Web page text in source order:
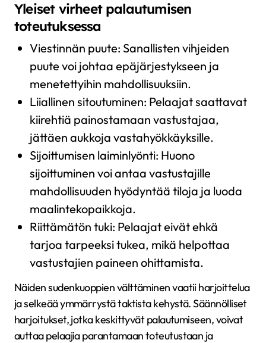
Yleiset virheet palautumisen
toteutuksessa
Viestinnän puute: Sanallisten vihjeiden
puute voi johtaa epäjärjestykseen ja
menetettyihin mahdollisuuksiin.
Liiallinen sitoutuminen: Pelaajat saattavat
kiirehtiä painostamaan vastustajaa,
jättäen aukkoja vastahyökkäyksille.
Sijoittumisen laiminlyönti: Huono
sijoittuminen voi antaa vastustajille
mahdollisuuden hyödyntää tiloja ja luoda
maalintekopaikkoja.
Riittämätön tuki: Pelaajat eivät ehkä
tarjoa tarpeeksi tukea, mikä helpottaa
vastustajien paineen ohittamista.
Näiden sudenkuoppien välttäminen vaatii harjoittelua
ja selkeää ymmärrystä taktista kehystä. Säännölliset
harjoitukset, jotka keskittyvät palautumiseen, voivat
auttaa pelaajia parantamaan toteutustaan ja